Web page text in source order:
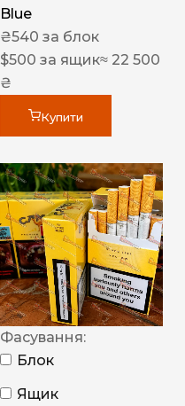
Blue
₴540 за блок
$500 за ящик≈ 22 500
₴
Купити
Фасування:
Блок
Ящик